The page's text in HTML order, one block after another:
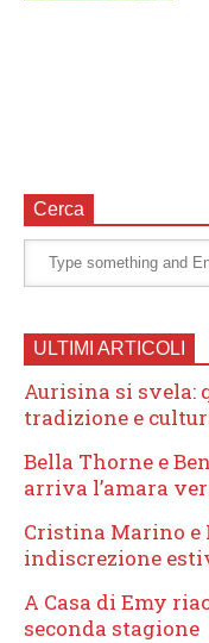
Cerca
ULTIMI ARTICOLI
Aurisina si svela:
tradizione e
Bella Thorne e
arriva l’amara
Cristina Marino e
indiscrezione
A Casa di Emy
seconda stagione